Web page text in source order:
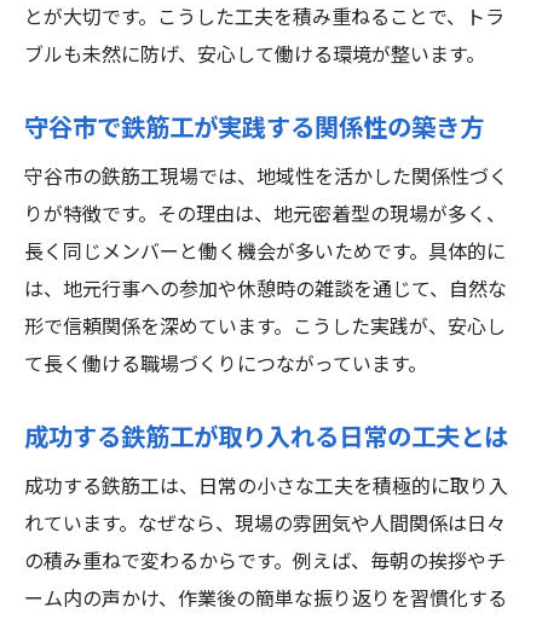
とが大切です。こうした工夫を積み重ねることで、トラ
ブルも未然に防げ、安心して働ける環境が整います。
守谷市で鉄筋工が実践する関係性の築き方
守谷市の鉄筋工現場では、地域性を活かした関係性づく
りが特徴です。その理由は、地元密着型の現場が多く、
長く同じメンバーと働く機会が多いためです。具体的に
は、地元行事への参加や休憩時の雑談を通じて、自然な
形で信頼関係を深めています。こうした実践が、安心し
て長く働ける職場づくりにつながっています。
成功する鉄筋工が取り入れる日常の工夫とは
成功する鉄筋工は、日常の小さな工夫を積極的に取り入
れています。なぜなら、現場の雰囲気や人間関係は日々
の積み重ねで変わるからです。例えば、毎朝の挨拶やチ
ーム内の声かけ、作業後の簡単な振り返りを習慣化する